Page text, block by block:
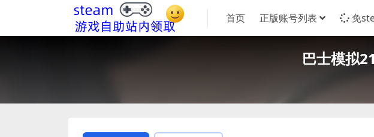
首页 正版账号列表 免
巴士模拟